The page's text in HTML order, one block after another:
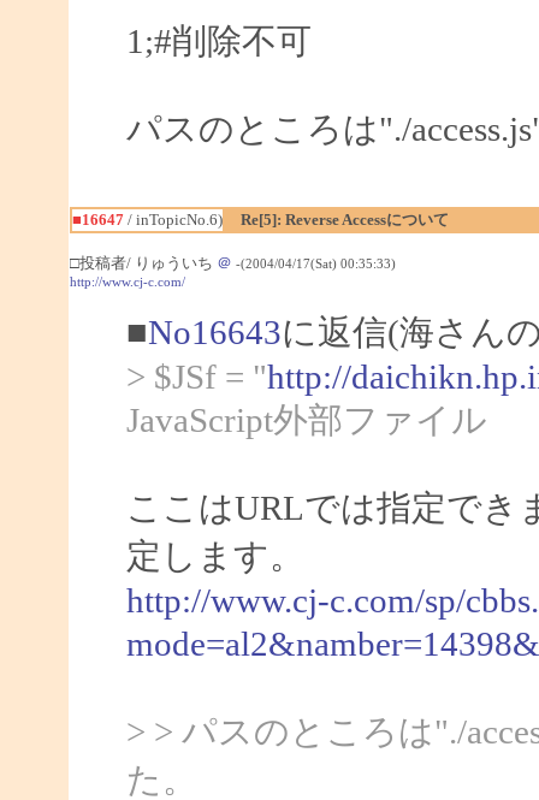
1;#削除不可
パスのところは"./
■16647/ inTopicNo.6) Re[5]: Reverse Accessについて
□投稿者/ りゅういち ＠ -(2004/04/17(Sat) 00:35:33)
http://www.cj-c.com/
■No16643に返信(海さん
> $JSf = "http://
JavaScript外部ファイル
ここはURLでは指定でき
定します。
http://www.cj-c.com/sp/
> > パスのところは"./
た。